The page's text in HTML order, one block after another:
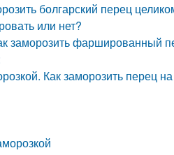
болгарский перец
или нет?
заморозить фаршированный
Как заморозить перец